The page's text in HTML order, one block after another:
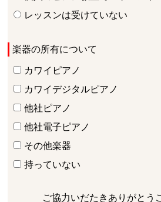
レッスンは受けていない
楽器の所有について
カワイピアノ
カワイデジタルピアノ
他社ピアノ
他社電子ピアノ
その他楽器
持っていない
ご協力いだたきありがとう